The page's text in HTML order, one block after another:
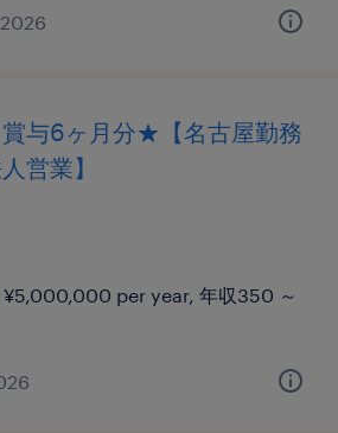
与6ヶ月分★【名古屋勤務
営業】
per year, 年収350 ～